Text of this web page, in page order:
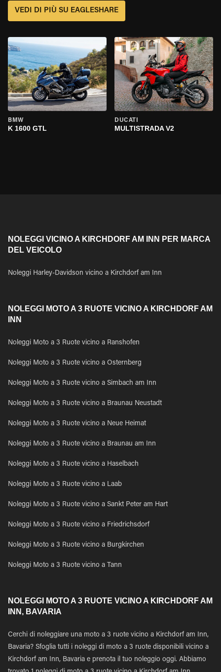
VEDI DI PIÙ SU EAGLESHARE
BMW
K 1600 GTL
DUCATI
MULTISTRADA V2
NOLEGGI VICINO A KIRCHDORF AM INN PER MARCA
DEL VEICOLO
Noleggi Harley-Davidson vicino a Kirchdorf am Inn
NOLEGGI MOTO A 3 RUOTE VICINO A KIRCHDORF AM
INN
Noleggi Moto a 3 Ruote vicino a Ranshofen
Noleggi Moto a 3 Ruote vicino a Osternberg
Noleggi Moto a 3 Ruote vicino a Simbach am Inn
Noleggi Moto a 3 Ruote vicino a Braunau Neustadt
Noleggi Moto a 3 Ruote vicino a Neue Heimat
Noleggi Moto a 3 Ruote vicino a Braunau am Inn
Noleggi Moto a 3 Ruote vicino a Haselbach
Noleggi Moto a 3 Ruote vicino a Laab
Noleggi Moto a 3 Ruote vicino a Sankt Peter am Hart
Noleggi Moto a 3 Ruote vicino a Friedrichsdorf
Noleggi Moto a 3 Ruote vicino a Burgkirchen
Noleggi Moto a 3 Ruote vicino a Tann
NOLEGGI MOTO A 3 RUOTE VICINO A KIRCHDORF AM
INN, BAVARIA
Cerchi di noleggiare una moto a 3 ruote vicino a Kirchdorf am Inn,
Bavaria? Sfoglia tutti i noleggi di moto a 3 ruote disponibili vicino a
Kirchdorf am Inn, Bavaria e prenota il tuo noleggio oggi. Abbiamo